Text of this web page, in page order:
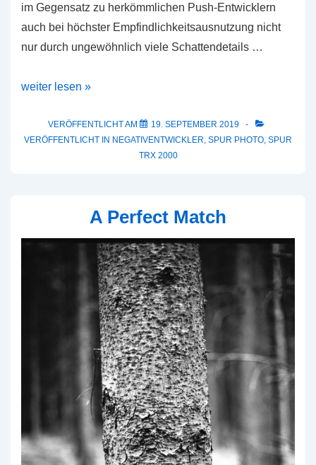
im Gegensatz zu herkömmlichen Push-Entwicklern
auch bei höchster Empfindlichkeitsausnutzung nicht
nur durch ungewöhnlich viele Schattendetails …
Der
SPUR
TRX
weiter lesen »
VERÖFFENTLICHT AM
19. SEPTEMBER 2019
VERÖFFENTLICHT IN NEGATIVENTWICKLER SPUR PHOTO SPUR
TRX 2000
A Perfect Match